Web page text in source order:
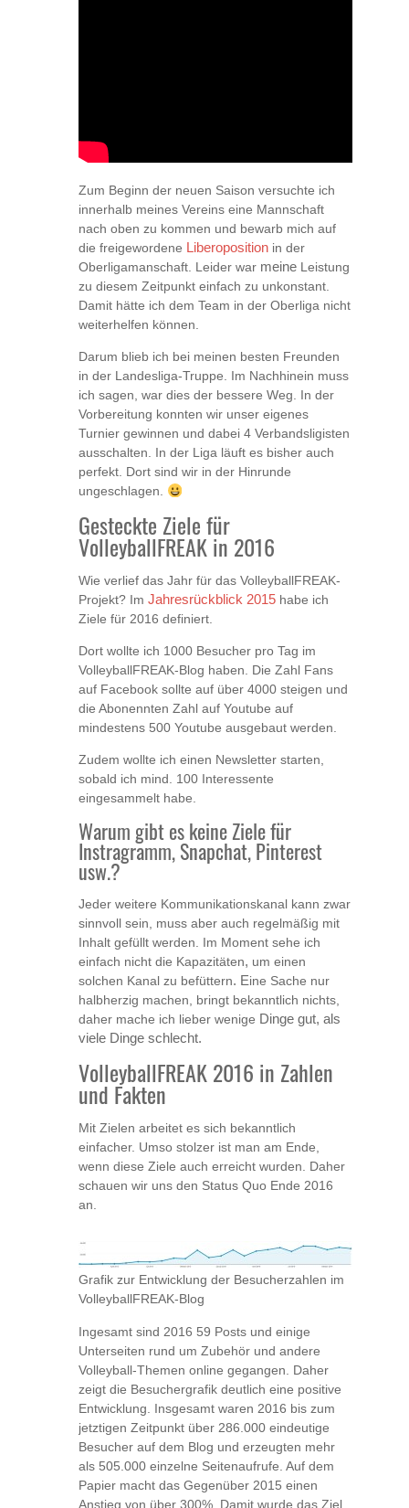
Zum Beginn der neuen Saison versuchte ich
innerhalb meines Vereins eine Mannschaft
nach oben zu kommen und bewarb mich auf
die freigewordene Liberoposition in der
Oberligamanschaft. Leider war meine Leistung
zu diesem Zeitpunkt einfach zu unkonstant.
Damit hätte ich dem Team in der Oberliga nicht
weiterhelfen können.
Darum blieb ich bei meinen besten Freunden
in der Landesliga-Truppe. Im Nachhinein muss
ich sagen, war dies der bessere Weg. In der
Vorbereitung konnten wir unser eigenes
Turnier gewinnen und dabei 4 Verbandsligisten
ausschalten. In der Liga läuft es bisher auch
perfekt. Dort sind wir in der Hinrunde
ungeschlagen.
Gesteckte Ziele für
VolleyballFREAK in 2016
Wie verlief das Jahr für das VolleyballFREAK-
Projekt? Im Jahresrückblick 2015 habe ich
Ziele für 2016 definiert.
Dort wollte ich 1000 Besucher pro Tag im
VolleyballFREAK-Blog haben. Die Zahl Fans
auf Facebook sollte auf über 4000 steigen und
die Abonennten Zahl auf Youtube auf
mindestens 500 Youtube ausgebaut werden.
Zudem wollte ich einen Newsletter starten,
sobald ich mind. 100 Interessente
eingesammelt habe.
Warum gibt es keine Ziele für
Instragramm, Snapchat, Pinterest
usw.?
Jeder weitere Kommunikationskanal kann zwar
sinnvoll sein, muss aber auch regelmäßig mit
Inhalt gefüllt werden. Im Moment sehe ich
einfach nicht die Kapazitäten, um einen
solchen Kanal zu befüttern. Eine Sache nur
halbherzig machen, bringt bekanntlich nichts,
daher mache ich lieber wenige Dinge gut, als
viele Dinge schlecht.
VolleyballFREAK 2016 in Zahlen
und Fakten
Mit Zielen arbeitet es sich bekanntlich
einfacher. Umso stolzer ist man am Ende,
wenn diese Ziele auch erreicht wurden. Daher
schauen wir uns den Status Quo Ende 2016
an.
Grafik zur Entwicklung der Besucherzahlen im
VolleyballFREAK-Blog
Ingesamt sind 2016 59 Posts und einige
Unterseiten rund um Zubehör und andere
Volleyball-Themen online gegangen. Daher
zeigt die Besuchergrafik deutlich eine positive
Entwicklung. Insgesamt waren 2016 bis zum
jetztigen Zeitpunkt über 286.000 eindeutige
Besucher auf dem Blog und erzeugten mehr
als 505.000 einzelne Seitenaufrufe. Auf dem
Papier macht das Gegenüber 2015 einen
Anstieg von über 300%. Damit wurde das Ziel